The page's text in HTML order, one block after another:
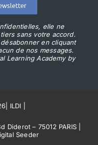
elle ne
sans votre accord.
en cliquant
de nos messages.
Learning Academy by
ILDI
– 75012 PARIS |
Seeder